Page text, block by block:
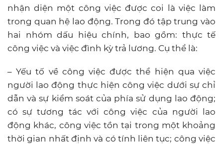
nhận diện một công việc được coi là việc làm
trong quan hệ lao động. Trong đó tập trung vào
hai nhóm dấu hiệu chính, bao gồm: thực tế
công việc và việc đình kỳ trả lương. Cụ thể là:
– Yếu tố về công việc được thể hiện qua việc
người lao động thực hiện công việc dưới sự chỉ
dẫn và sự kiểm soát của phía sử dụng lao động;
có sự tương tác với công việc của người lao
động khác, công việc tồn tại trong một khoảng
thời gian nhất định và có tính liên tục; công việc